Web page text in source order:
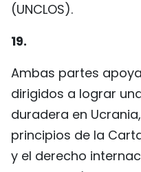
(UNCLOS).
19.
Ambas partes
dirigidos a lograr
duradera en
principios de la
y el derecho